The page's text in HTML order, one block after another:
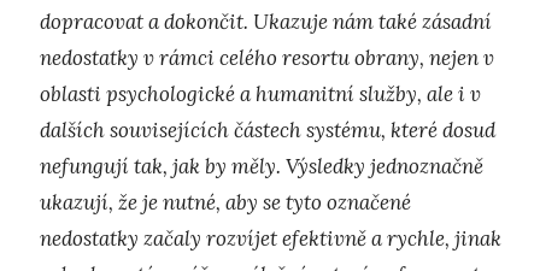
dopracovat a dokončit. Ukazuje nám také zásadní
nedostatky v rámci celého resortu obrany, nejen v
oblasti psychologické a humanitní služby, ale i v
dalších souvisejících částech systému, které dosud
nefungují tak, jak by měly. Výsledky jednoznačně
ukazují, že je nutné, aby se tyto označené
nedostatky začaly rozvíjet efektivně a rychle, jinak